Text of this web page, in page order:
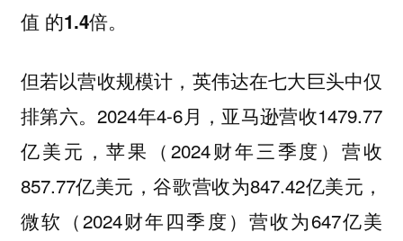
值 的1.4倍。
但若以营收规模计，英伟达在七大巨头中仅
排第六。2024年4-6月，亚马逊营收1479.77
亿美元，苹果（2024财年三季度）营收
857.77亿美元，谷歌营收为847.42亿美元，
微软（2024财年四季度）营收为647亿美